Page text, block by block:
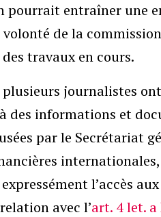
pourrait entraîner une
de la
travaux en cours.
journalistes
des informations et
par le Secrétariat
internationales,
l’accès
avec l’art. 4 let. a